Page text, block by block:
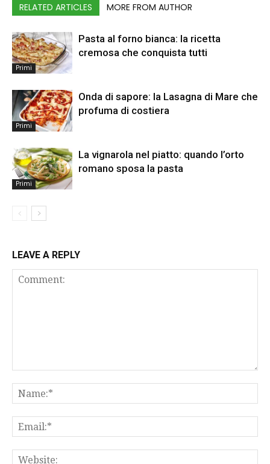
RELATED ARTICLES MORE FROM AUTHOR
Primi
Pasta al forno bianca: la ricetta
cremosa che conquista tutti
Primi
Onda di sapore: la Lasagna di Mare che
profuma di costiera
Primi
La vignarola nel piatto: quando l’orto
romano sposa la pasta
LEAVE A REPLY